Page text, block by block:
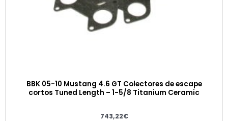
BBK 05-10 Mustang 4.6 GT Colectores de escape
cortos Tuned Length – 1-5/8 Titanium Ceramic
743,22€